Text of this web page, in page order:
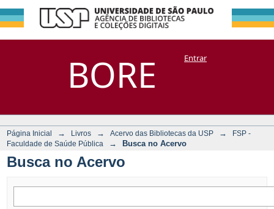
BORE
Busca no Acervo
DSpace/Manakin + CoriscoEntrar
Página Inicial → Livros → Acervo das Bibliotecas da USP →
FSP -
Faculdade de Saúde Pública
→ Busca no Acervo
Busca no Acervo